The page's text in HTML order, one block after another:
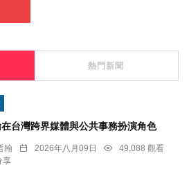
熱門新聞
台灣跨界媒體與公共事務扮演角色
翰 2026年八月09日
49,088 觀看
享